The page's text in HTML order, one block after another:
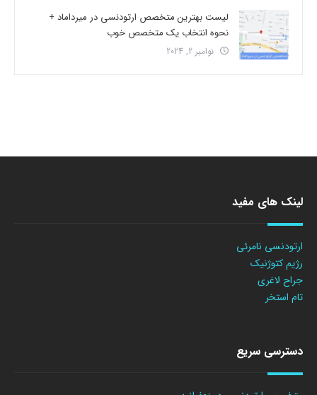
لیست بهترین متخصص ارتودنسی در میرداماد +
نحوه انتخاب یک متخصص خوب
نوامبر 2, 2024
لینک های مفید
ارتودنسی نامرئی
رژیم کتوژنیک
جراح لاغری
تام استخر
دسترسی سریع